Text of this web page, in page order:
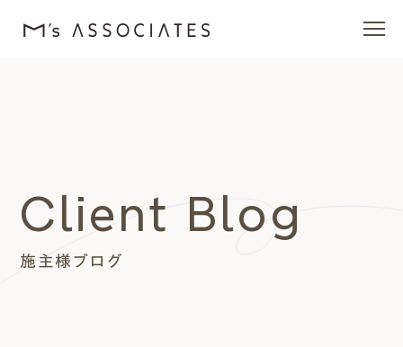
エムズを愛する人たち
施工事例
施主様ブログ
Client Blog